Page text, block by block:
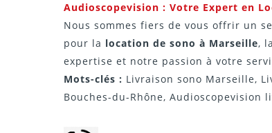
Audioscopevision : Votre Expert en
Nous sommes fiers de vous offrir un
pour la location de sono à Marseille, la
expertise et notre passion à votre
Mots-clés : Livraison sono Marseille,
Bouches-du-Rhône,